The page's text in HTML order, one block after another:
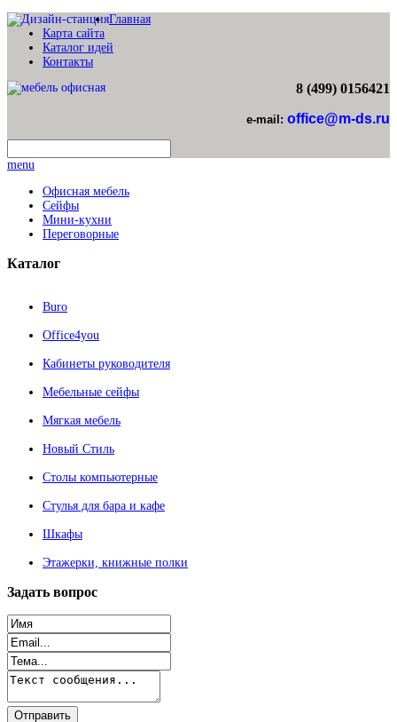
Главная
Карта сайта
Каталог идей
Контакты
8 (499) 0156421
e-mail: office@m-ds.ru
menu
Офисная мебель
Сейфы
Мини-кухни
Переговорные
Каталог
Buro
Office4you
Кабинеты руководителя
Мебельные сейфы
Мягкая мебель
Новый Стиль
Столы компьютерные
Стулья для бара и кафе
Шкафы
Этажерки, книжные полки
Задать вопрос